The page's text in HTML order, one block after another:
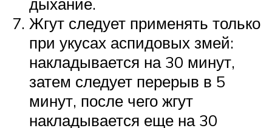
Жгут следует применять только
при укусах аспидовых змей:
накладывается на 30 минут,
затем следует перерыв в 5
минут, после чего жгут
накладывается еще на 30